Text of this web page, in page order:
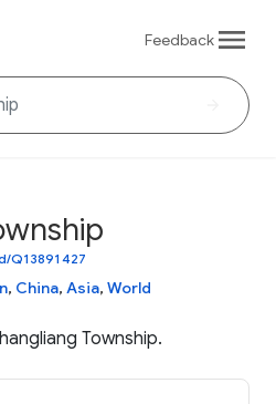
Feedback
Q13891427
, China, Asia, World
Township.